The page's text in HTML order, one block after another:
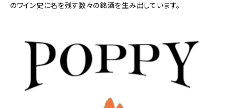
のワイン史に名を残す数々の銘酒を生み出しています。